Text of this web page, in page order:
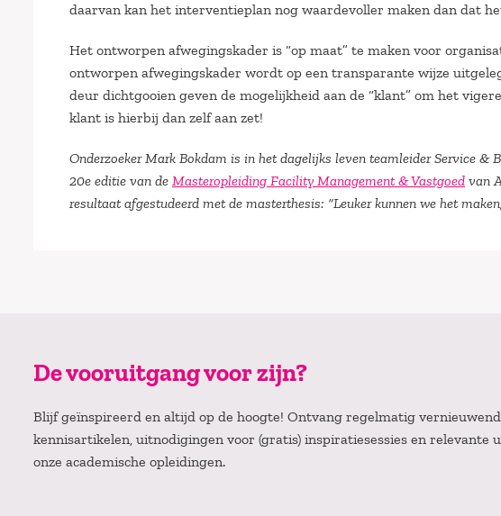
daarvan kan het interventieplan nog waardevoller maken dan dat
Het ontworpen afwegingskader is “op maat” te maken voor
ontworpen afwegingskader wordt op een transparante wijze
deur dichtgooien geven de mogelijkheid aan de “klant” om het
klant is hierbij dan zelf aan zet!
Onderzoeker Mark Bokdam is in het dagelijks leven teamleider Service &
20e editie van de Masteropleiding Facility Management & Vastgoed van
resultaat afgestudeerd met de masterthesis: “Leuker kunnen we het
De vooruitgang voor zijn?
Blijf geïnspireerd en altijd op de hoogte! Ontvang regelmatig
kennisartikelen, uitnodigingen voor (gratis) inspiratiesessies en relevante
onze academische opleidingen.